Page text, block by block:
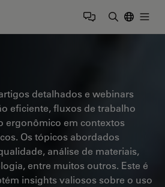
detalhados e webinars
eficiente, fluxos de trabalho
ergonômico em contextos
Os tópicos abordados
análise de materiais,
entre muitos outros. Este é
insights valiosos sobre o uso